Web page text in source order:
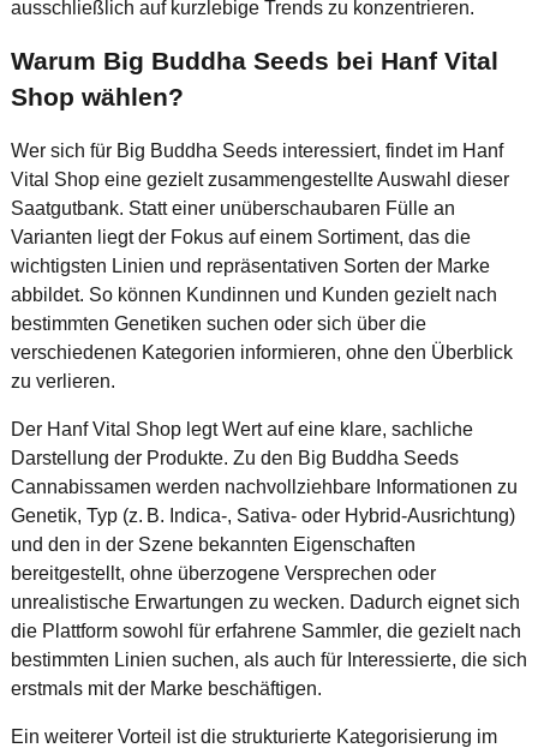
ausschließlich auf kurzlebige Trends zu konzentrieren.
Warum Big Buddha Seeds bei Hanf Vital
Shop wählen?
Wer sich für Big Buddha Seeds interessiert, findet im Hanf
Vital Shop eine gezielt zusammengestellte Auswahl dieser
Saatgutbank. Statt einer unüberschaubaren Fülle an
Varianten liegt der Fokus auf einem Sortiment, das die
wichtigsten Linien und repräsentativen Sorten der Marke
abbildet. So können Kundinnen und Kunden gezielt nach
bestimmten Genetiken suchen oder sich über die
verschiedenen Kategorien informieren, ohne den Überblick
zu verlieren.
Der Hanf Vital Shop legt Wert auf eine klare, sachliche
Darstellung der Produkte. Zu den Big Buddha Seeds
Cannabissamen werden nachvollziehbare Informationen zu
Genetik, Typ (z. B. Indica-, Sativa- oder Hybrid-Ausrichtung)
und den in der Szene bekannten Eigenschaften
bereitgestellt, ohne überzogene Versprechen oder
unrealistische Erwartungen zu wecken. Dadurch eignet sich
die Plattform sowohl für erfahrene Sammler, die gezielt nach
bestimmten Linien suchen, als auch für Interessierte, die sich
erstmals mit der Marke beschäftigen.
Ein weiterer Vorteil ist die strukturierte Kategorisierung im